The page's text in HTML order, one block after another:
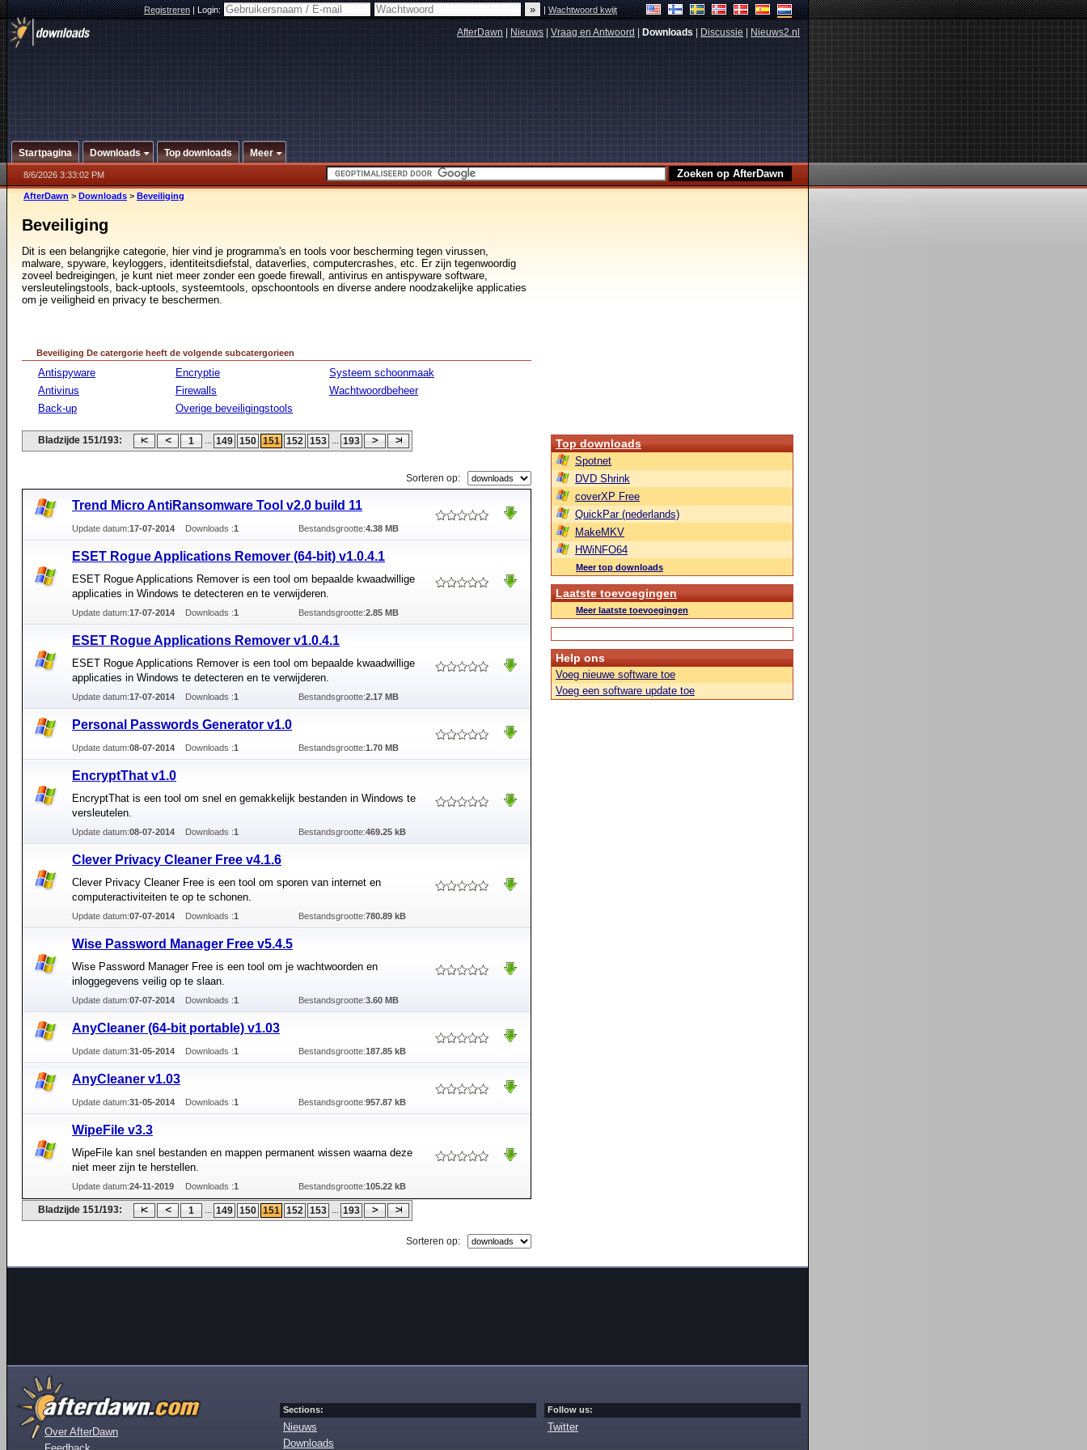
Registreren|Login: |Wachtwoord kwijt
AfterDawn Nieuws Vraag en Antwoord Downloads Discussie Nieuws2.nl
Startpagina Downloads Top downloads Meer
8/6/2026 3:33:02 PM
AfterDawn > Downloads > Beveiliging
Beveiliging
Dit is een belangrijke categorie, hier vind je programma's en tools voor bescherming tegen virussen,
malware, spyware, keyloggers, identiteitsdiefstal, dataverlies, computercrashes, etc. Er zijn tegenwoordig
zoveel bedreigingen, je kunt niet meer zonder een goede firewall, antivirus en antispyware software,
versleutelingstools, back-uptools, systeemtools, opschoontools en diverse andere noodzakelijke applicaties
om je veiligheid en privacy te beschermen.
Beveiliging De catergorie heeft de volgende subcatergorieen
Antispyware
Antivirus
Back-up
Encryptie
Firewalls
Overige beveiligingstools
Systeem schoonmaak
Wachtwoordbeheer
Bladzijde 151/193: 1 ... 149 150 151 152 153 ... 193
Sorteren op:
Trend Micro AntiRansomware Tool v2.0 build 11
Update datum:17-07-2014 Downloads :1 Bestandsgrootte:4.38 MB
ESET Rogue Applications Remover (64-bit) v1.0.4.1
ESET Rogue Applications Remover is een tool om bepaalde kwaadwillige
applicaties in Windows te detecteren en te verwijderen.
Update datum:17-07-2014 Downloads :1 Bestandsgrootte:2.85 MB
ESET Rogue Applications Remover v1.0.4.1
ESET Rogue Applications Remover is een tool om bepaalde kwaadwillige
applicaties in Windows te detecteren en te verwijderen.
Update datum:17-07-2014 Downloads :1 Bestandsgrootte:2.17 MB
Personal Passwords Generator v1.0
Update datum:08-07-2014 Downloads :1 Bestandsgrootte:1.70 MB
EncryptThat v1.0
EncryptThat is een tool om snel en gemakkelijk bestanden in Windows te
versleutelen.
Update datum:08-07-2014 Downloads :1 Bestandsgrootte:469.25 kB
Clever Privacy Cleaner Free v4.1.6
Clever Privacy Cleaner Free is een tool om sporen van internet en
computeractiviteiten te op te schonen.
Update datum:07-07-2014 Downloads :1 Bestandsgrootte:780.89 kB
Wise Password Manager Free v5.4.5
Wise Password Manager Free is een tool om je wachtwoorden en
inloggegevens veilig op te slaan.
Update datum:07-07-2014 Downloads :1 Bestandsgrootte:3.60 MB
AnyCleaner (64-bit portable) v1.03
Update datum:31-05-2014 Downloads :1 Bestandsgrootte:187.85 kB
AnyCleaner v1.03
Update datum:31-05-2014 Downloads :1 Bestandsgrootte:957.87 kB
WipeFile v3.3
WipeFile kan snel bestanden en mappen permanent wissen waarna deze
niet meer zijn te herstellen.
Update datum:24-11-2019 Downloads :1 Bestandsgrootte:105.22 kB
Bladzijde 151/193: 1 ... 149 150 151 152 153 ... 193
Sorteren op:
Top downloads
Spotnet
DVD Shrink
coverXP Free
QuickPar (nederlands)
MakeMKV
HWiNFO64
Meer top downloads
Laatste toevoegingen
Meer laatste toevoegingen
Help ons
Voeg nieuwe software toe
Voeg een software update toe
Over AfterDawn
Sections:
Nieuws
Downloads
Follow us:
Twitter